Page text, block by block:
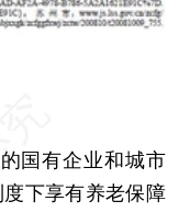
国有企业和城市
下享有养老保障